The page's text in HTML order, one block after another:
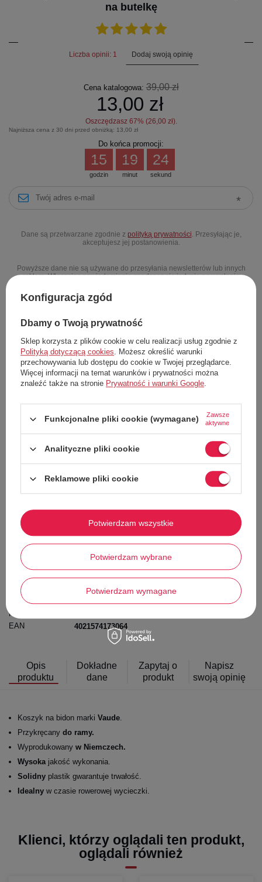
na butelkę
Liczba opinii: 1 Dodaj swoją opinię
Cena katalogowa:39,00 zł
13,00 zł
Oszczędzasz 67% (26,00 zł).
Najniższa cena z 30 dni przed obniżką: 13,00 zł
Do końca promocji:
godzin
15
minut
19
sekund
24
Dane są przetwarzane zgodnie z polityką prywatności . Przesyłając je,
akceptujesz jej postanowienia.
Powyższe dane nie są używane do przesyłania newsletterów lub innych
reklam. Włączając powiadomienie zgadzasz się jedynie na wysłanie
Możesz kupić także poprzez:
Dodaj do listy zakupowej
Darmowa dostawa do paczkomatu lub punktu
Więcej informacji
Łatwy zwrot towaru w ciągu14dni od zakupu
Darmowa dostawa od70,00 zł
Producent
Kod produktu
EAN
4021574173064
Opis
produktu
Dokładne
dane
Zapytaj o
produkt
Napisz
swoją opinię
Koszyk na bidon marki Vaude.
Przykręcany do ramy.
Wyprodukowany w Niemczech.
Wysokajakość wykonania.
Solidny plastik gwarantuje trwałość.
Idealny w czasie rowerowej wycieczki.
Klienci, którzy oglądali ten produkt,
oglądali również
Konfiguracja zgód
Dbamy o Twoją prywatność
Sklep korzysta z plików cookie w celu realizacji usług zgodnie z
Polityką dotyczącą cookies. Możesz określić warunki
przechowywania lub dostępu do cookie w Twojej przeglądarce.
Więcej informacji na temat warunków i prywatności można
znaleźć także na stronie Prywatność i warunki Google.
Funkcjonalne pliki cookie (wymagane)
Zawsze
aktywne
Analityczne pliki cookie
Reklamowe pliki cookie
Potwierdzam wybrane
Potwierdzam wymagane
Potwierdzam wszystkie